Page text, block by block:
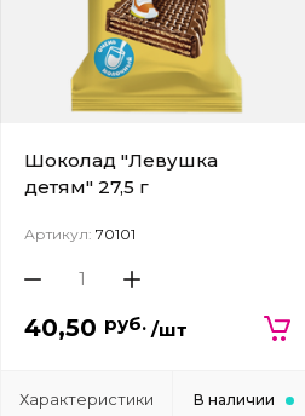
Шоколад "Левушка
детям" 27,5 г
Артикул: 70101
40,50 руб. /шт
Характеристики В наличии